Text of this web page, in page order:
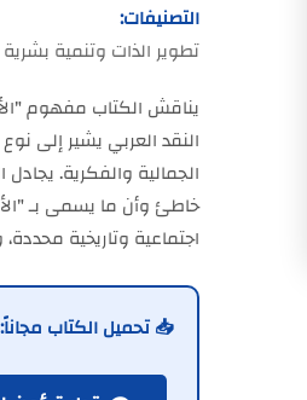
التصنيفات:
تطوير الذات وتنمية بشرية
يناقش الكتاب مفهوم
النقد العربي يشير إلى
الجمالية والفكرية.
خاطئ وأن ما يسمى بـ
اجتماعية وتاريخية
📥 تحميل الكتاب مجاناً: